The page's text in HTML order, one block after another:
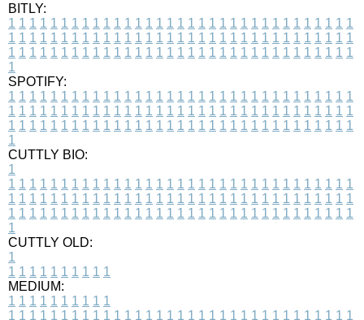
BITLY:
1 1 1 1 1 1 1 1 1 1 1 1 1 1 1 1 1 1 1 1 1 1 1 1 1 1 1 1 1 1 1 1 1
1 1 1 1 1 1 1 1 1 1 1 1 1 1 1 1 1 1 1 1 1 1 1 1 1 1 1 1 1 1 1 1 1
1 1 1 1 1 1 1 1 1 1 1 1 1 1 1 1 1 1 1 1 1 1 1 1 1 1 1 1 1 1 1 1 1
1
SPOTIFY:
1 1 1 1 1 1 1 1 1 1 1 1 1 1 1 1 1 1 1 1 1 1 1 1 1 1 1 1 1 1 1 1 1
1 1 1 1 1 1 1 1 1 1 1 1 1 1 1 1 1 1 1 1 1 1 1 1 1 1 1 1 1 1 1 1 1
1 1 1 1 1 1 1 1 1 1 1 1 1 1 1 1 1 1 1 1 1 1 1 1 1 1 1 1 1 1 1 1 1
1
CUTTLY BIO:
1
1 1 1 1 1 1 1 1 1 1 1 1 1 1 1 1 1 1 1 1 1 1 1 1 1 1 1 1 1 1 1 1 1
1 1 1 1 1 1 1 1 1 1 1 1 1 1 1 1 1 1 1 1 1 1 1 1 1 1 1 1 1 1 1 1 1
1 1 1 1 1 1 1 1 1 1 1 1 1 1 1 1 1 1 1 1 1 1 1 1 1 1 1 1 1 1 1 1 1
1
CUTTLY OLD:
1
1 1 1 1 1 1 1 1 1 1
MEDIUM:
1 1 1 1 1 1 1 1 1 1
1 1 1 1 1 1 1 1 1 1 1 1 1 1 1 1 1 1 1 1 1 1 1 1 1 1 1 1 1 1 1 1 1